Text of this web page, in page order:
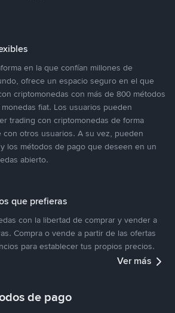
en la que confían millones de
ofrece un espacio seguro en el que
criptomonedas con más de 800 métodos
fiat. Los usuarios pueden
trading con criptomonedas de forma
con otros usuarios. A su vez, pueden
los métodos de pago que deseen en un
abierto.
que prefieras
con la libertad de comprar y vender a
Compra o vende a partir de las ofertas
para establecer tus propios precios.
Ver más
de pago